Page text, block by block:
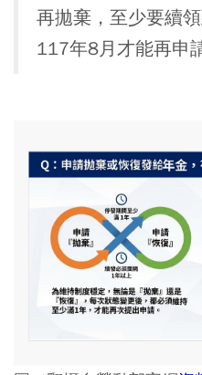
再拋棄，至少要續
117年8月才能再申